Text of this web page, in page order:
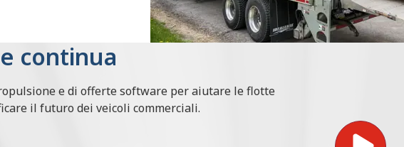
continua
e di offerte software per aiutare le flotte
il futuro dei veicoli commerciali.